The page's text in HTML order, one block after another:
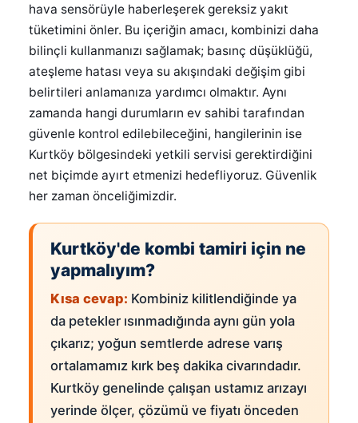
hava sensörüyle haberleşerek gereksiz yakıt
tüketimini önler. Bu içeriğin amacı, kombinizi daha
bilinçli kullanmanızı sağlamak; basınç düşüklüğü,
ateşleme hatası veya su akışındaki değişim gibi
belirtileri anlamanıza yardımcı olmaktır. Aynı
zamanda hangi durumların ev sahibi tarafından
güvenle kontrol edilebileceğini, hangilerinin ise
Kurtköy bölgesindeki yetkili servisi gerektirdiğini
net biçimde ayırt etmenizi hedefliyoruz. Güvenlik
her zaman önceliğimizdir.
Kurtköy'de kombi tamiri için ne
yapmalıyım?
Kısa cevap: Kombiniz kilitlendiğinde ya
da petekler ısınmadığında aynı gün yola
çıkarız; yoğun semtlerde adrese varış
ortalamamız kırk beş dakika civarındadır.
Kurtköy genelinde çalışan ustamız arızayı
yerinde ölçer, çözümü ve fiyatı önceden